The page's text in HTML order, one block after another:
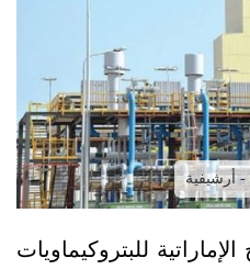
- أرشيفية
للبتروكيماويات